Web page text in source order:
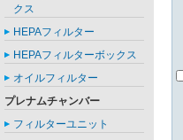
クス
HEPAフィルター
HEPAフィルターボックス
オイルフィルター
プレナムチャンバー
フィルターユニット